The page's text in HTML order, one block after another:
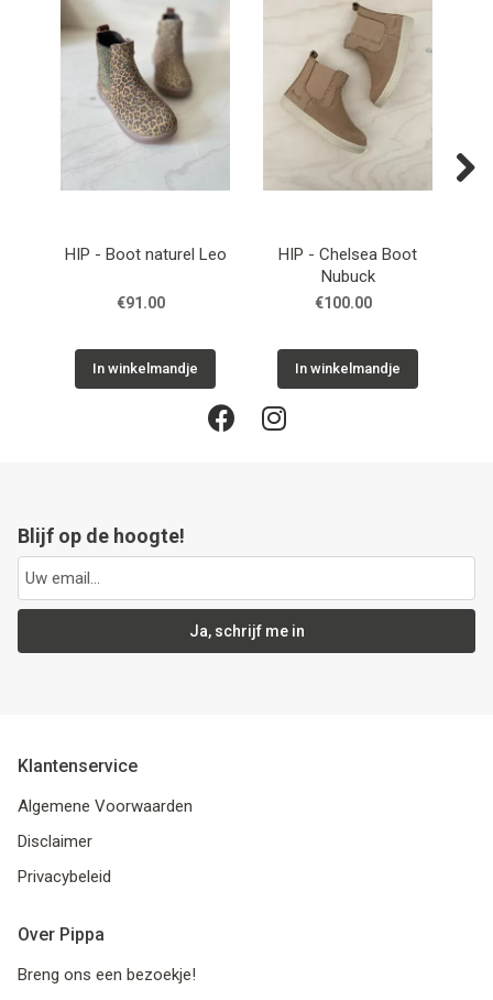
HIP - Boot naturel Leo
€91.00
In winkelmandje
HIP - Chelsea Boot
Nubuck
€100.00
In winkelmandje
Blijf op de hoogte!
Ja, schrijf me in
Klantenservice
Algemene Voorwaarden
Disclaimer
Privacybeleid
Over Pippa
Breng ons een bezoekje!